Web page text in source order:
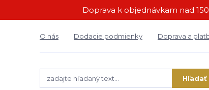
Doprava k objednávkam nad
O nás Dodacie podmienky Doprava a
Hľadať